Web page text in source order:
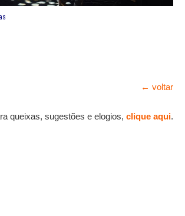
← voltar
queixas, sugestões e elogios, clique aqui.